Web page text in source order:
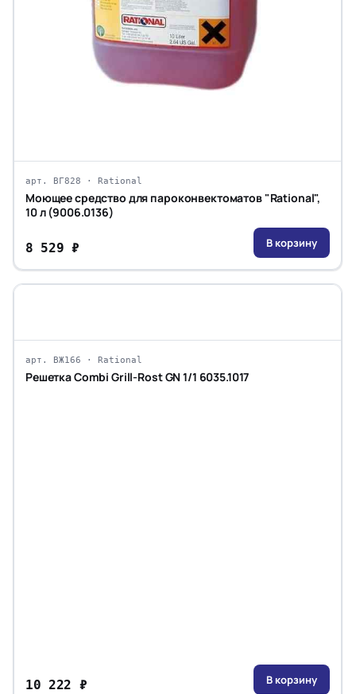
арт. ВГ828 · Rational
Моющее средство для пароконвектоматов "Rational",
10 л (9006.0136)
8 529 ₽ В корзину
арт. ВЖ166 · Rational
Решетка Combi Grill-Rost GN 1/1 6035.1017
10 222 ₽ В корзину